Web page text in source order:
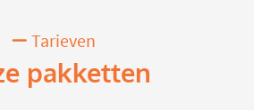
Tarieven
pakketten